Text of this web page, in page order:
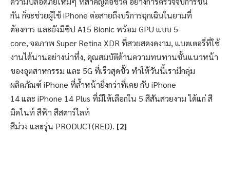
กัน ก็จะช่วยผู้ใช้ iPhone ต่อสายถึงบริการฉุกเฉินในยามที่
ต้องการ และยังมีชิป A15 Bionic พร้อม GPU แบบ 5-
core, จอภาพ Super Retina XDR ที่สวยสดงดงาม, แบตเตอรี่ที่ใช้
งานได้นานอย่างน่าทึ่ง, คุณสมบัติด้านความทนทานชั้นแนวหน้า
ของอุตสาหกรรม และ 5G ที่เร็วสุดขั้ว ทำให้วันนี้เรามีกลุ่ม
ผลิตภัณฑ์ iPhone ที่ล้ำหน้ายิ่งกว่าที่เคย กับ iPhone
14 และ iPhone 14 Plus ที่มีให้เลือกใน 5 สีสันสวยงาม ได้แก่ สี
มิดไนท์ สีฟ้า สีสตาร์ไลท์
สีม่วง และรุ่น PRODUCT(RED). [2]